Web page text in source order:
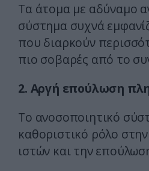
Τα άτομα με αδύναμο
σύστημα συχνά
που διαρκούν
πιο σοβαρές από το
2. Αργή επούλωση
Το ανοσοποιητικό
καθοριστικό ρόλο
ιστών και την